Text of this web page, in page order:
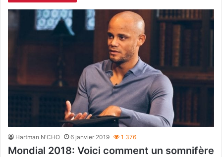
Hartman N'CHO 6 janvier 2019 1 376
Mondial 2018: Voici comment un somnifère